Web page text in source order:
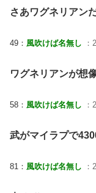
さあワグネリアン
49： 風吹けば名無し
ワグネリアンが想
58： 風吹けば名無し
武がマイラプで
81： 風吹けば名無し